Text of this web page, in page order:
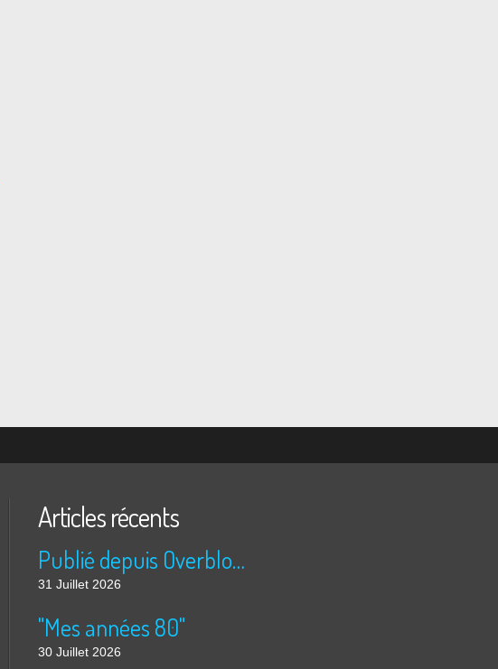
Articles récents
Publié depuis Overblog et Facebook
31 Juillet 2026
"Mes années 80"
30 Juillet 2026